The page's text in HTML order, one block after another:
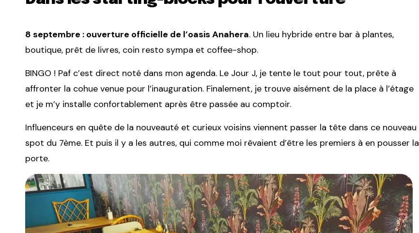
8 septembre : ouverture officielle de l’oasis Anahera. Un lieu hybride entre bar à plantes,
boutique, prêt de livres, coin resto sympa et coffee-shop.
BINGO ! Paf c’est direct noté dans mon agenda. Le Jour J, je tente le tout pour tout, prête à
affronter la cohue venue pour l’inauguration. Finalement, je trouve aisément de la place à l’étage
et je m’y installe confortablement après être passée au comptoir.
Influenceurs en quête de la nouveauté et curieux voisins viennent passer la tête dans ce nouveau
spot du 7ème. Et puis il y a les autres, qui comme moi rêvaient d’être les premiers à en pousser la
porte.